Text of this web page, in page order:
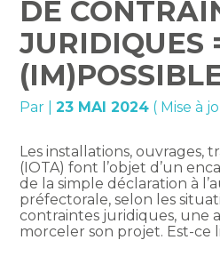
DE
JURIDIQUES
Par |23 MAI 2024 ( Mise à
Les installations, ouvrages,
(IOTA) font l’objet d’un
de la simple déclaration à
préfectorale, selon les
contraintes juridiques, une
morceler son projet. Est-ce